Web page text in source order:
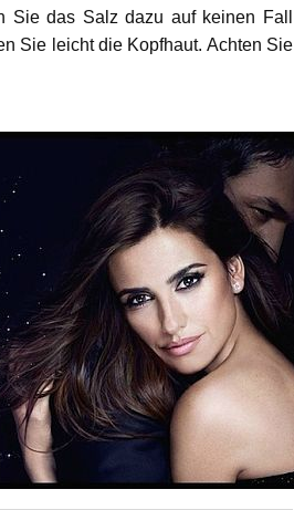
Sie das Salz dazu auf keinen Fall
Sie leicht die Kopfhaut. Achten Sie